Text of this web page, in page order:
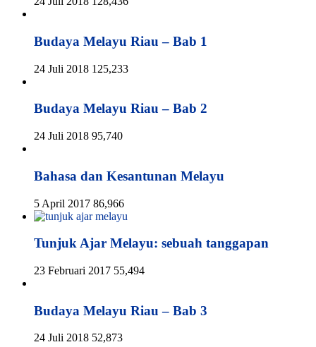
Budaya Melayu Riau – Bab 1
24 Juli 2018 125,233
Budaya Melayu Riau – Bab 2
24 Juli 2018 95,740
Bahasa dan Kesantunan Melayu
5 April 2017 86,966
Tunjuk Ajar Melayu: sebuah tanggapan
23 Februari 2017 55,494
Budaya Melayu Riau – Bab 3
24 Juli 2018 52,873